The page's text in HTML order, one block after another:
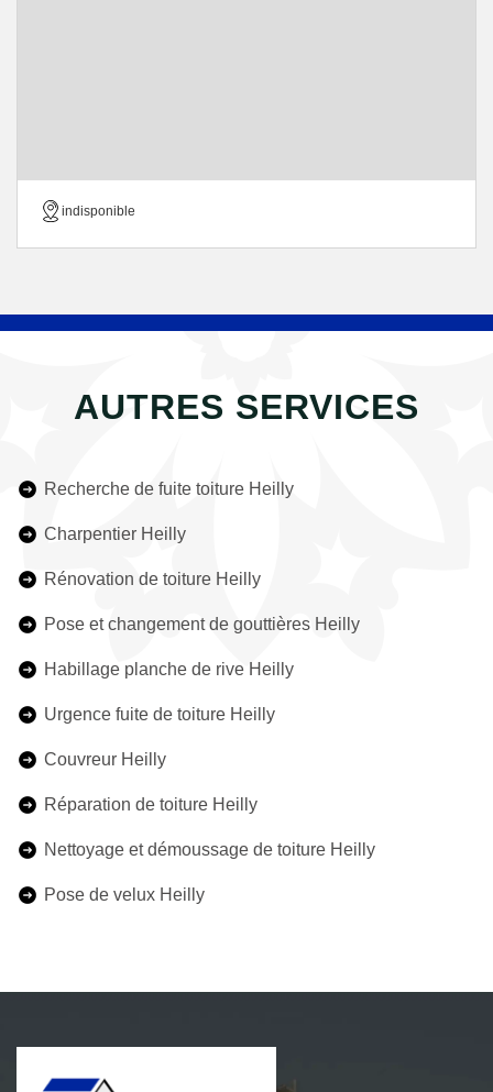
indisponible
AUTRES SERVICES
Recherche de fuite toiture Heilly
Charpentier Heilly
Rénovation de toiture Heilly
Pose et changement de gouttières Heilly
Habillage planche de rive Heilly
Urgence fuite de toiture Heilly
Couvreur Heilly
Réparation de toiture Heilly
Nettoyage et démoussage de toiture Heilly
Pose de velux Heilly